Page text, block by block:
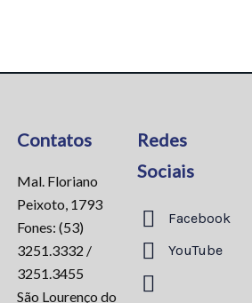
Contatos
Mal. Floriano
Peixoto, 1793
Fones: (53)
3251.3332 /
3251.3455
São Lourenço do
Redes
Sociais
Facebook
YouTube